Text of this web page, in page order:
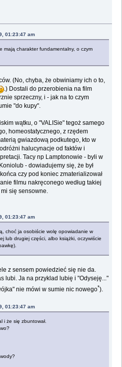
01:23:47 am
mają charakter fundamentalny, o czym
(No, chyba, że obwiniamy ich o to,
.) Dostali do przerobienia na film
sprzeczny, i - jak na to czym
"do kupy".
wątku, o "VALISie" tegoż samego
homeostatycznego, z rzędem
gwiazdową podkutego, kto w
halucynacje od faktów i
Tacy np Lamptonowie - byli w
- dowiadujemy się, że był
czy pod koniec zmaterializował
filmu nakręconego według takiej
się sensowne.
01:23:47 am
choć ja osobiście wolę opowiadanie w
lub drugiej części, albo książki, oczywiście
z sensem powiedzieć się nie da.
lubi. Ja na przyklad lubię i "Odyseję..."
nie mówi w sumie nic nowego*).
01:23:47 am
i że się zbuntował.